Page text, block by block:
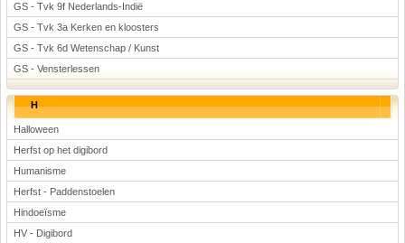
GS - Tvk 9f Nederlands-Indië
GS - Tvk 3a Kerken en kloosters
GS - Tvk 6d Wetenschap / Kunst
GS - Vensterlessen
H
Halloween
Herfst op het digibord
Humanisme
Herfst - Paddenstoelen
Hindoeïsme
HV - Digibord